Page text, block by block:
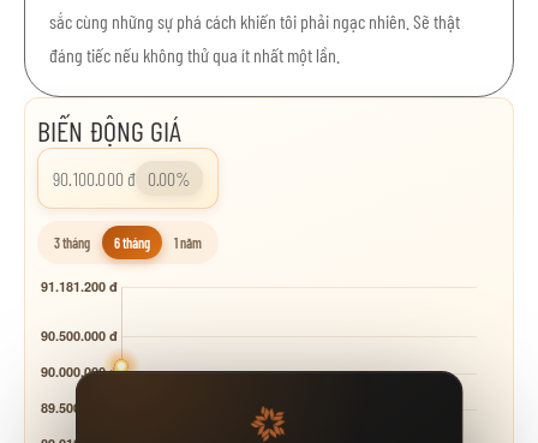
sắc cùng những sự phá cách khiến tôi phải ngạc nhiên. Sẽ thật
đáng tiếc nếu không thử qua ít nhất một lần.
BIẾN ĐỘNG GIÁ
90.100.000 đ 0.00%
3 tháng 6 tháng 1 năm